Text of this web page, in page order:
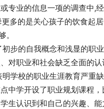
专业的信息一项的调查中,
多的是关心孩子的饮食起
。
步的自我概念和浅显的职
对职业和社会缺乏全面的
学校的职业生涯教育严重
中学开设了职业规划课程
生认识到和自己的兴趣、